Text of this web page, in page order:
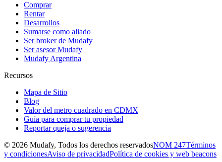
Comprar
Rentar
Desarrollos
Sumarse como aliado
Ser broker de Mudafy
Ser asesor Mudafy
Mudafy Argentina
Recursos
Mapa de Sitio
Blog
Valor del metro cuadrado en CDMX
Guía para comprar tu propiedad
Reportar queja o sugerencia
© 2026 Mudafy, Todos los derechos reservadosNOM 247Términos
y condicionesAviso de privacidadPolítica de cookies y web beacons